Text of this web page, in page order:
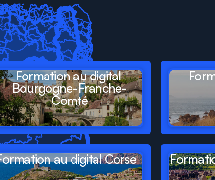
tousles
France
Formation au digital
Bourgogne-Franche-
Comté
au digital Corse